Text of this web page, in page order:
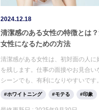
2024.12.18
清潔感のある女性の特徴とは
女性になるための方法
清潔感がある女性は、初対面の人に
を残します。仕事の面接やお見合い
シーンでも、有利になりやすいです
うすれば清潔感を演出できるのだろ
と考えている方もいるのではないで
ホワイトニング モテる 印象